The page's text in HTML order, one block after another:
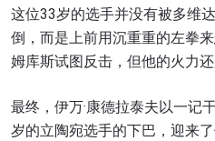
这位33岁的选手并没有被多维
倒，而是上前用沉重重的左拳
姆库斯试图反击，但他的火力还
最终，伊万·康德拉泰夫以一记
岁的立陶宛选手的下巴，迎来